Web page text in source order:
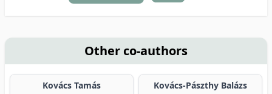
Other co-authors
Kovács Tamás Kovács-Pászthy Balázs